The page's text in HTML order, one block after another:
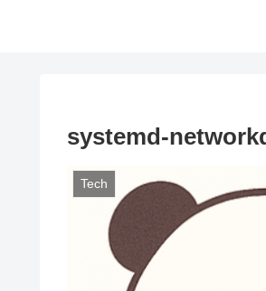
systemd-
Tech